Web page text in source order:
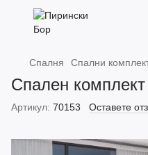
Спалня Спални
Спален
Артикул: 70153 Оставете